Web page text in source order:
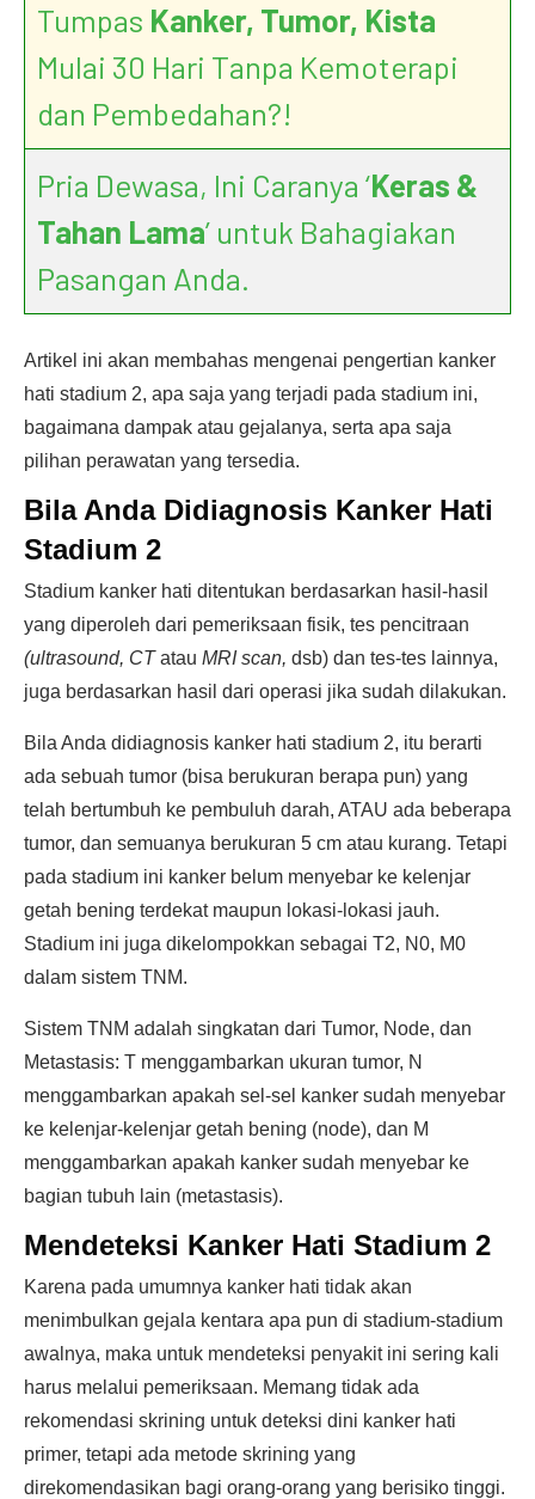
Tumpas Kanker, Tumor, Kista
Mulai 30 Hari Tanpa Kemoterapi
dan Pembedahan?!
Pria Dewasa, Ini Caranya ‘Keras &
Tahan Lama’ untuk Bahagiakan
Pasangan Anda.
Artikel ini akan membahas mengenai pengertian kanker
hati stadium 2, apa saja yang terjadi pada stadium ini,
bagaimana dampak atau gejalanya, serta apa saja
pilihan perawatan yang tersedia.
Bila Anda Didiagnosis Kanker Hati
Stadium 2
Stadium kanker hati ditentukan berdasarkan hasil-hasil
yang diperoleh dari pemeriksaan fisik, tes pencitraan
(ultrasound, CTatau MRI scan, dsb) dan tes-tes lainnya,
juga berdasarkan hasil dari operasi jika sudah dilakukan.
Bila Anda didiagnosis kanker hati stadium 2, itu berarti
ada sebuah tumor (bisa berukuran berapa pun) yang
telah bertumbuh ke pembuluh darah, ATAU ada beberapa
tumor, dan semuanya berukuran 5 cm atau kurang. Tetapi
pada stadium ini kanker belum menyebar ke kelenjar
getah bening terdekat maupun lokasi-lokasi jauh.
Stadium ini juga dikelompokkan sebagai T2, N0, M0
dalam sistem TNM.
Sistem TNM adalah singkatan dari Tumor, Node, dan
Metastasis: T menggambarkan ukuran tumor, N
menggambarkan apakah sel-sel kanker sudah menyebar
ke kelenjar-kelenjar getah bening (node), dan M
menggambarkan apakah kanker sudah menyebar ke
bagian tubuh lain (metastasis).
Mendeteksi Kanker Hati Stadium 2
Karena pada umumnya kanker hati tidak akan
menimbulkan gejala kentara apa pun di stadium-stadium
awalnya, maka untuk mendeteksi penyakit ini sering kali
harus melalui pemeriksaan. Memang tidak ada
rekomendasi skrining untuk deteksi dini kanker hati
primer, tetapi ada metode skrining yang
direkomendasikan bagi orang-orang yang berisiko tinggi.